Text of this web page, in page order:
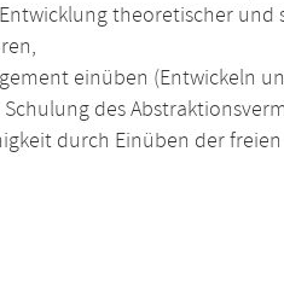
theoretischer und
einüben (Entwickeln
des
durch Einüben der